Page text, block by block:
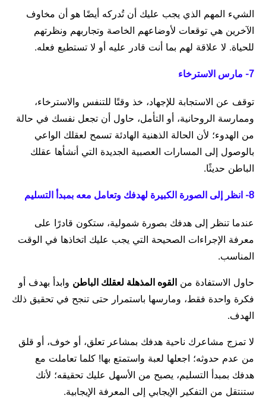
الشيء المهم الذي يجب عليك أن تُدركه أيضًا هو أن مخاوف
الآخرين هي توقعات لأوضاعهم الخاصة وتجاربهم ونظرتهم
للحياة. لا علاقة لهم بما أنت قادر عليه أو لا تستطيع فعله.
7- مارس الاسترخاء
توقف عن الاستجابة للإجهاد، خذ وقتًا للتنفس والاسترخاء،
وممارسة الروحانية، أو التأمل، حاول أن تجعل نفسك في حالة
من الهدوء؛ لأن الحالة الذهنية الهادئة تسمح لعقلك الواعي
بالوصول إلى المسارات العصبية الجديدة التي أنشأها عقلك
الباطن حديثًا.
8- انظر إلى الصورة الكبيرة لهدفك وتعامل معه بمبدأ التسليم
عندما تنظر إلى هدفك بصورة شمولية، ستكون قادرًا على
معرفة الإجراءات الصحيحة التي يجب عليك اتخاذها في الوقت
المناسب.
حاول الاستفادة من القوه المذهلة لعقلك الباطن وابدأ بهدف أو
فكرة واحدة فقط، ومارسها باستمرار حتى تنجح في تحقيق ذلك
الهدف.
لا تمزج مشاعرك ناحية هدفك بمشاعر تعلق، أو خوف، أو قلق
من عدم حدوثه؛ اجعلها لعبة واستمتع بها! كلما تعاملت مع
هدفك بمبدأ التسليم، يصبح من الأسهل عليك تحقيقه؛ لأنك
ستنتقل من التفكير الإيجابي إلى المعرفة الإيجابية.